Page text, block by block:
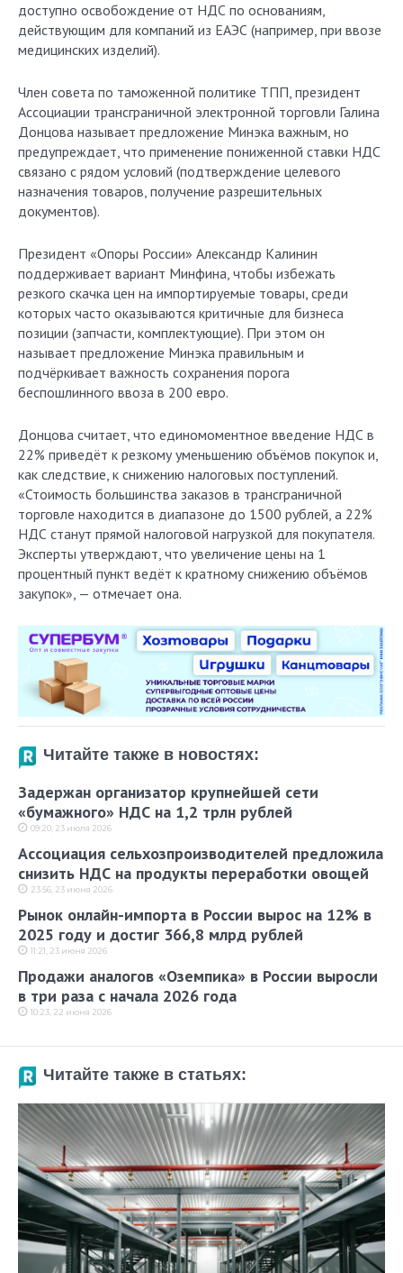
доступно освобождение от НДС по основаниям,
действующим для компаний из ЕАЭС (например, при ввозе
медицинских изделий).
Член совета по таможенной политике ТПП, президент
Ассоциации трансграничной электронной торговли Галина
Донцова называет предложение Минэка важным, но
предупреждает, что применение пониженной ставки НДС
связано с рядом условий (подтверждение целевого
назначения товаров, получение разрешительных
документов).
Президент «Опоры России» Александр Калинин
поддерживает вариант Минфина, чтобы избежать
резкого скачка цен на импортируемые товары, среди
которых часто оказываются критичные для бизнеса
позиции (запчасти, комплектующие). При этом он
называет предложение Минэка правильным и
подчёркивает важность сохранения порога
беспошлинного ввоза в 200 евро.
Донцова считает, что единомоментное введение НДС в
22% приведёт к резкому уменьшению объёмов покупок и,
как следствие, к снижению налоговых поступлений.
«Стоимость большинства заказов в трансграничной
торговле находится в диапазоне до 1500 рублей, а 22%
НДС станут прямой налоговой нагрузкой для покупателя.
Эксперты утверждают, что увеличение цены на 1
процентный пункт ведёт к кратному снижению объёмов
закупок», — отмечает она.
Читайте также в новостях:
Задержан организатор крупнейшей сети
«бумажного» НДС на 1,2 трлн рублей
09:20, 23 июля 2026
Ассоциация сельхозпроизводителей предложила
снизить НДС на продукты переработки овощей
23:56, 23 июня 2026
Рынок онлайн-импорта в России вырос на 12% в
2025 году и достиг 366,8 млрд рублей
11:21, 23 июня 2026
Продажи аналогов «Оземпика» в России выросли
в три раза с начала 2026 года
10:23, 22 июня 2026
Читайте также в статьях: